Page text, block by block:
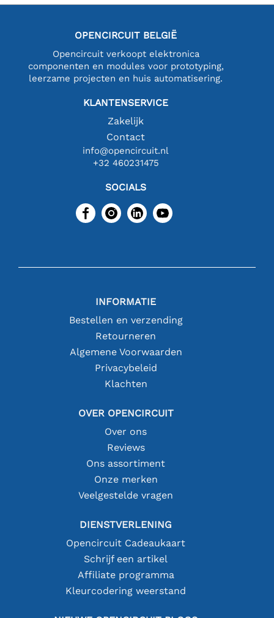
OPENCIRCUIT BELGIË
Opencircuit verkoopt elektronica
componenten en modules voor prototyping,
leerzame projecten en huis automatisering.
KLANTENSERVICE
Zakelijk
Contact
info@opencircuit.nl
+32 460231475
SOCIALS
INFORMATIE
Bestellen en verzending
Retourneren
Algemene Voorwaarden
Privacybeleid
Klachten
OVER OPENCIRCUIT
Over ons
Reviews
Ons assortiment
Onze merken
Veelgestelde vragen
DIENSTVERLENING
Opencircuit Cadeaukaart
Schrijf een artikel
Affiliate programma
Kleurcodering weerstand